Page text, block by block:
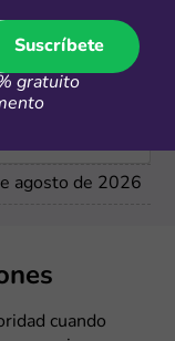
agosto de 2026
Suscríbete
gratuito
cuando